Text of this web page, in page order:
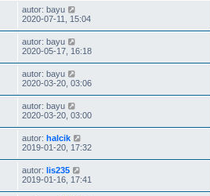
autor: bayu
2020-07-11, 15:04
autor: bayu
2020-05-17, 16:18
autor: bayu
2020-03-20, 03:06
autor: bayu
2020-03-20, 03:00
autor: halcik
2019-01-20, 17:32
autor: lis235
2019-01-16, 17:41